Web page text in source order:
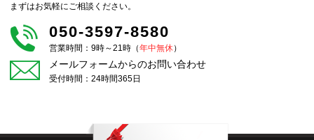
まずはお気軽にご相談ください。
050-3597-8580
営業時間：9時～21時（年中無休）
メールフォームからのお問い合わせ
受付時間：24時間365日